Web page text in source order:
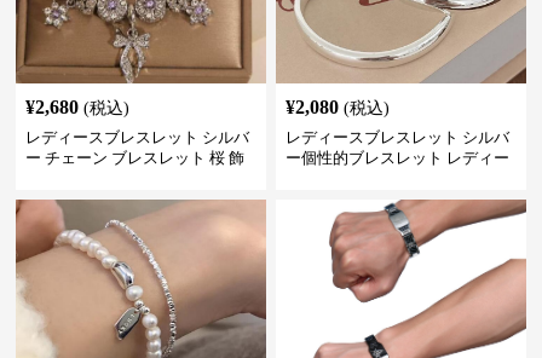
¥2,680 (税込)
レディースブレスレット シルバ
ー チェーン ブレスレット 桜 飾
¥2,080 (税込)
レディースブレスレット シルバ
ー個性的ブレスレット レディー